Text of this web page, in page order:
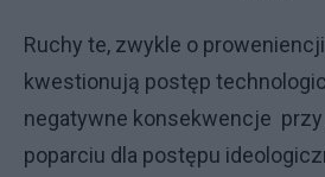
Ruchy te, zwykle o
kwestionują postęp
negatywne konsekwencje
poparciu dla postępu